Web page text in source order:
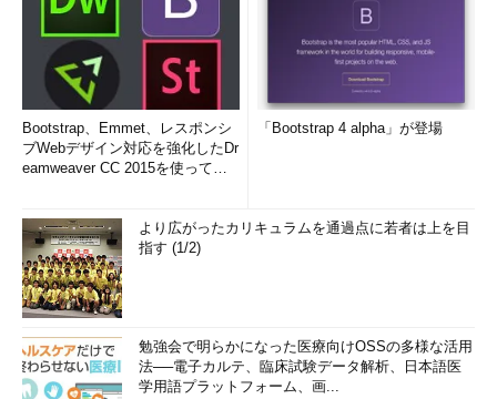
Bootstrap、Emmet、レスポンシ
ブWebデザイン対応を強化したDr
eamweaver CC 2015を使って
「Bootstrap 4 alpha」が登場
より広がったカリキュラムを通過点に若者は上を目
指す (1/2)
勉強会で明らかになった医療向けOSSの多様な活用
法──電子カルテ、臨床試験データ解析、日本語医
学用語プラットフォーム、画...